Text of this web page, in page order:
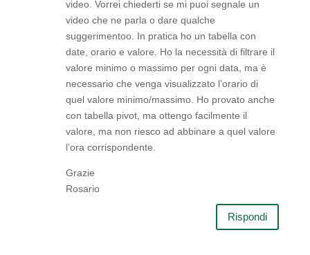
video. Vorrei chiederti se mi puoi segnale un
video che ne parla o dare qualche
suggerimentoo. In pratica ho un tabella con
date, orario e valore. Ho la necessità di filtrare il
valore minimo o massimo per ogni data, ma è
necessario che venga visualizzato l’orario di
quel valore minimo/massimo. Ho provato anche
con tabella pivot, ma ottengo facilmente il
valore, ma non riesco ad abbinare a quel valore
l’ora corrispondente.
Grazie
Rosario
Rispondi